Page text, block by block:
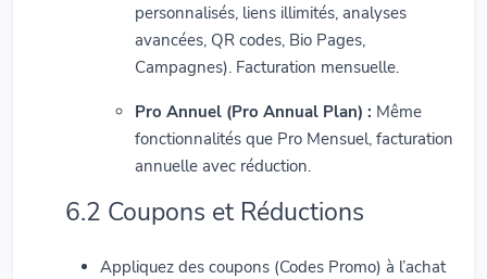
personnalisés, liens illimités, analyses
avancées, QR codes, Bio Pages,
Campagnes). Facturation mensuelle.
Pro Annuel (Pro Annual Plan) : Même
fonctionnalités que Pro Mensuel, facturation
annuelle avec réduction.
6.2 Coupons et Réductions
Appliquez des coupons (Codes Promo) à l’achat